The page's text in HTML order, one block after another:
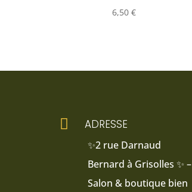
6,50 €
 ADRESSE
✨2 rue Darnaud
Bernard à Grisolles ✨ –
Salon & boutique bien